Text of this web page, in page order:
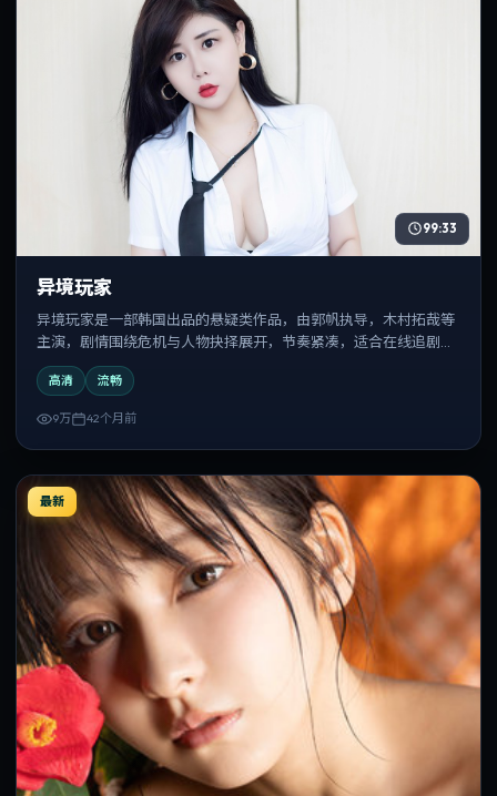
99:33
异境玩家
异境玩家是一部韩国出品的悬疑类作品，由郭帆执导，木村拓哉等
主演，剧情围绕危机与人物抉择展开，节奏紧凑，适合在线追剧与
反复观看。
高清 流畅
9万 42个月前
最新